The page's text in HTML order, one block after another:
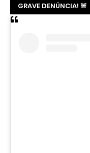
GRAVE DENÚNCIA! 🚨